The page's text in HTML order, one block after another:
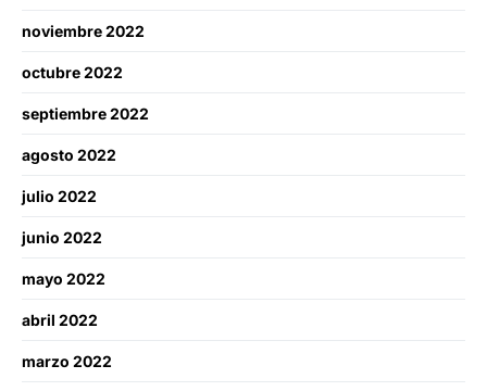
noviembre 2022
octubre 2022
septiembre 2022
agosto 2022
julio 2022
junio 2022
mayo 2022
abril 2022
marzo 2022